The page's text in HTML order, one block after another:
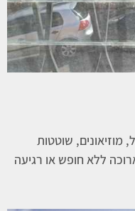
מוזיאונים, שוטטות
ללא חופש או רגיעה